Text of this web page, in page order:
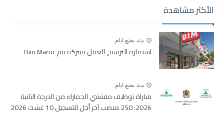
الأكثر مشاهدة
منذ بضع ايام
استمارة الترشيح للعمل بشركة بيم Bim Maroc
منذ بضع ايام
مباراة توظيف مفتشي الجمارك من الدرجة الثانية
2026: 250 منصب آخر أجل للتسجيل 10 غشت 2026